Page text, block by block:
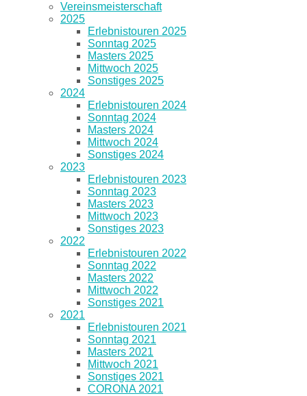
Vereinsmeisterschaft
2025
Erlebnistouren 2025
Sonntag 2025
Masters 2025
Mittwoch 2025
Sonstiges 2025
2024
Erlebnistouren 2024
Sonntag 2024
Masters 2024
Mittwoch 2024
Sonstiges 2024
2023
Erlebnistouren 2023
Sonntag 2023
Masters 2023
Mittwoch 2023
Sonstiges 2023
2022
Erlebnistouren 2022
Sonntag 2022
Masters 2022
Mittwoch 2022
Sonstiges 2021
2021
Erlebnistouren 2021
Sonntag 2021
Masters 2021
Mittwoch 2021
Sonstiges 2021
CORONA 2021